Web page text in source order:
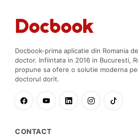
Docbook-prima aplicatie din Romania
doctor. Infiintata in 2016 in Bucuresti,
propune sa ofere o solutie moderna
doctorul dorit.
CONTACT